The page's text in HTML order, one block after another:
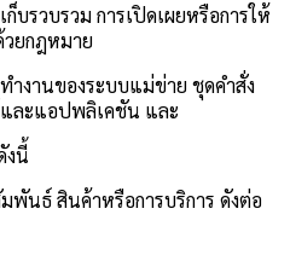
บรวบรวม การเปิดเผยหรือการให้
ยกฎหมาย
ำงานของระบบแม่ข่าย ชุดคำสั่ง
และแอปพลิเคชัน และ
งนี้
พันธ์ สินค้าหรือการบริการ ดังต่อ